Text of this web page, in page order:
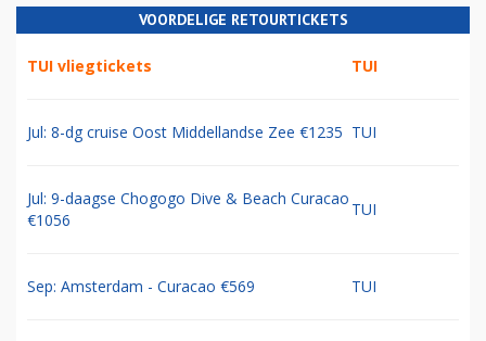
VOORDELIGE RETOURTICKETS
TUI vliegtickets TUI
Jul: 8-dg cruise Oost Middellandse Zee €1235 TUI
Jul: 9-daagse Chogogo Dive & Beach Curacao
€1056
TUI
Sep: Amsterdam - Curacao €569 TUI